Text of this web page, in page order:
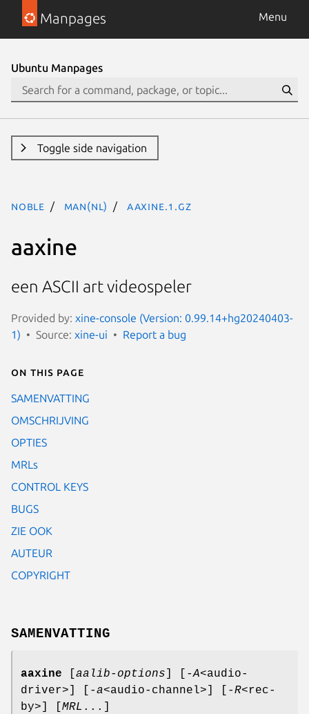
Manpages Menu
Ubuntu Manpages
Toggle side navigation
noble man(nl) aaxine.1.gz
aaxine
een ASCII art videospeler
Provided by: xine-console (Version: 0.99.14+hg20240403-
1)
Source: xine-ui Report a bug
On this page
SAMENVATTING
OMSCHRIJVING
OPTIES
MRLs
CONTROL KEYS
BUGS
ZIE OOK
AUTEUR
COPYRIGHT
SAMENVATTING
aaxine aalib-options -A<audio-
driver>] [
-a<audio-channel>] [ -R<rec-
by>] [ MRL ...]